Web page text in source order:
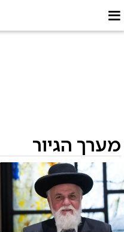
מערך הגיור